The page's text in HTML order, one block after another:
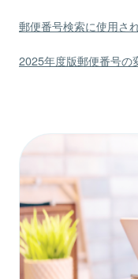
郵便番号検索に使用さ
2025年度版郵便番号の